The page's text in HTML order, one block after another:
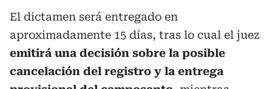
El dictamen será entregado en
aproximadamente 15 días, tras lo cual el juez
emitirá una decisión sobre la posible
cancelación del registro y la entrega